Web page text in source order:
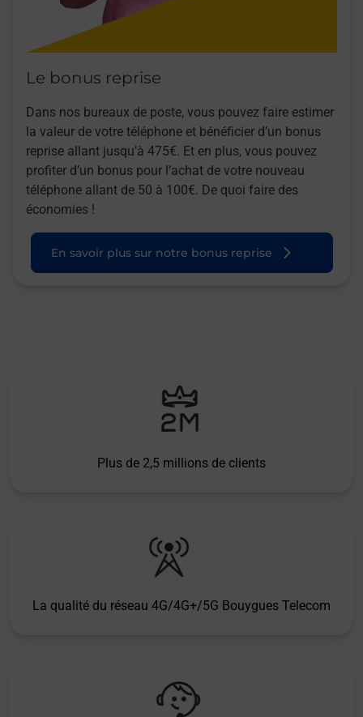
Le bonus reprise
Dans nos bureaux de poste, vous pouvez faire estimer
la valeur de votre téléphone et bénéficier d’un bonus
reprise allant jusqu’à 475€. Et en plus, vous pouvez
profiter d’un bonus pour l’achat de votre nouveau
téléphone allant de 50 à 100€. De quoi faire des
économies !
En savoir plus sur notre bonus reprise
Plus de 2,5 millions de clients
La qualité du réseau 4G/4G+/5G Bouygues Telecom